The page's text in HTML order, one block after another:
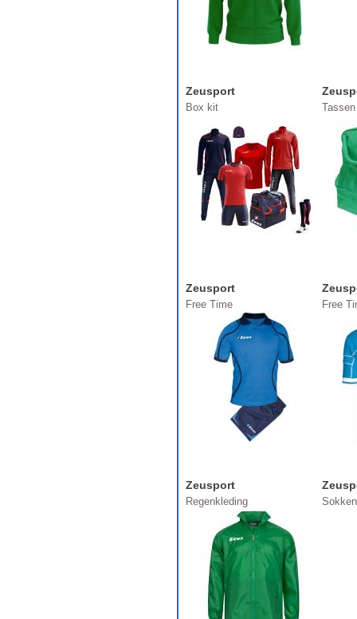
Zeusport
Box kit Tassen
Zeusport
Free Time Free
Zeusport
Regenkleding Sokken